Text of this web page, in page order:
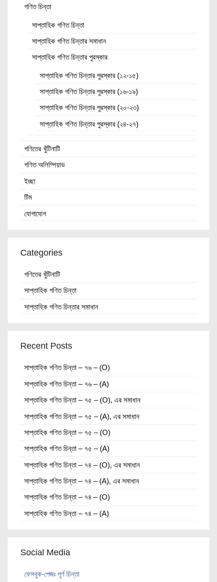
গণিত চিন্তা
সাপ্তাহিক গণিত চিন্তা
সাপ্তাহিক গণিত চিন্তার সমাধান
সাপ্তাহিক গণিত চিন্তার পুরস্কার
সাপ্তাহিক গণিত চিন্তার পুরস্কার (১২-১৫)
সাপ্তাহিক গণিত চিন্তার পুরস্কার (১৬-১৯)
সাপ্তাহিক গণিত চিন্তার পুরস্কার (২০-২৩)
সাপ্তাহিক গণিত চিন্তার পুরস্কার (২৪-২৭)
গণিতের খুঁটিনাটি
গণিত অলিম্পিয়াড
ইচ্ছা
টিম
যোগাযোগ
Categories
গণিতের খুঁটিনাটি
সাপ্তাহিক গণিত চিন্তা
সাপ্তাহিক গণিত চিন্তার সমাধান
Recent Posts
সাপ্তাহিক গণিত চিন্তা – ৭৬ – (O)
সাপ্তাহিক গণিত চিন্তা – ৭৬ – (A)
সাপ্তাহিক গণিত চিন্তা – ৭৫ – (O), এর সমাধান
সাপ্তাহিক গণিত চিন্তা – ৭৫ – (A), এর সমাধান
সাপ্তাহিক গণিত চিন্তা – ৭৫ – (O)
সাপ্তাহিক গণিত চিন্তা – ৭৫ – (A)
সাপ্তাহিক গণিত চিন্তা – ৭৪ – (O), এর সমাধান
সাপ্তাহিক গণিত চিন্তা – ৭৪ – (A), এর সমাধান
সাপ্তাহিক গণিত চিন্তা – ৭৪ – (O)
সাপ্তাহিক গণিত চিন্তা – ৭৪ – (A)
Social Media
ফেসবুক-পেজঃ পূর্ণ চিন্তা